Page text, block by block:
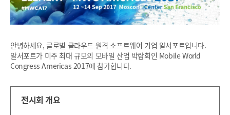
안녕하세요, 글로벌 클라우드 원격 소프트웨어 기업 알서포트입니다.
알서포트가 미주 최대 규모의 모바일 산업 박람회인 Mobile World
Congress Americas 2017에 참가합니다.
전시회 개요